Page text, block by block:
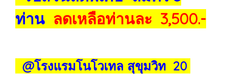
ท่าน ลดเหลือท่านละ 3,500.-
@โรงแรมโนโวเทล สุขุมวิท 20